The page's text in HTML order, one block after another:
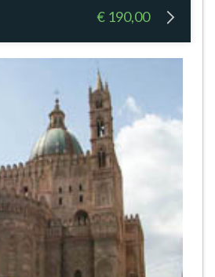
€ 190,00